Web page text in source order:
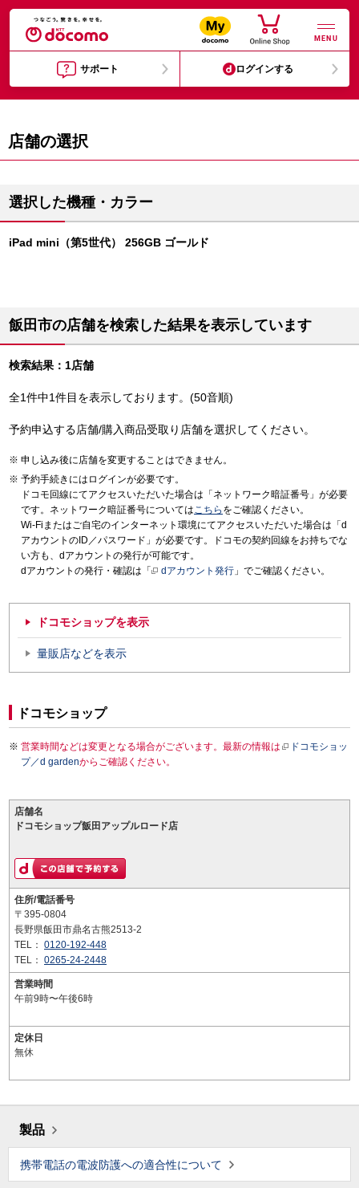
MENU
サポート ログインする
店舗の選択
選択した機種・カラー
iPad mini（第5世代） 256GB ゴールド
飯田市の店舗を検索した結果を表示しています
検索結果：1店舗
全1件中1件目を表示しております。(50音順)
予約申込する店舗/購入商品受取り店舗を選択してください。
申し込み後に店舗を変更することはできません。
予約手続きにはログインが必要です。
ドコモ回線にてアクセスいただいた場合は「ネットワーク暗証番号」が必要
です。ネットワーク暗証番号についてはこちら をご確認ください。
Wi-Fiまたはご自宅のインターネット環境にてアクセスいただいた場合は「d
アカウントのID／パスワード」が必要です。ドコモの契約回線をお持ちでな
い方も、dアカウントの発行が可能です。
dアカウントの発行・確認は「
dアカウント発行 」でご確認ください。
ドコモショップを表示
量販店などを表示
ドコモショップ
営業時間などは変更となる場合がございます。最新の情報は
ドコモショッ
プ／d gardenからご確認ください。
店舗名
ドコモショップ飯田アップルロード店
住所/電話番号
〒395-0804
長野県飯田市鼎名古熊2513-2
TEL： 0120-192-448
TEL： 0265-24-2448
営業時間
午前9時〜午後6時
定休日
無休
製品
携帯電話の電波防護への適合性について